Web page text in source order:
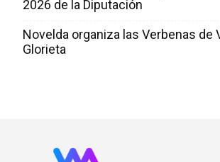
2026 de la Diputación
Novelda organiza las Verbenas de
Glorieta